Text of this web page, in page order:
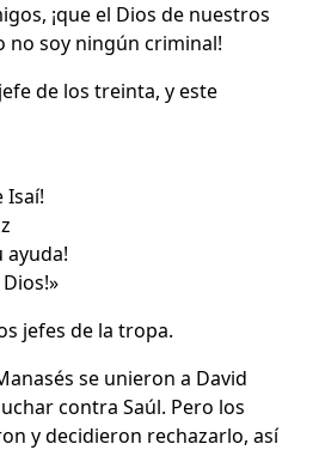
¡que el Dios de nuestros
no soy ningún criminal!
de los treinta, y este
Isaí!
ayuda!
jefes de la tropa.
se unieron a David
contra Saúl. Pero los
y decidieron rechazarlo, así